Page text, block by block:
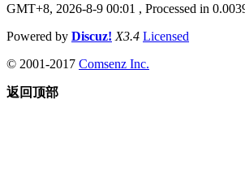
GMT+8, 2026-8-9 00:01 , Processed in
Powered by Discuz! X3.4 Licensed
© 2001-2017 Comsenz Inc.
返回顶部